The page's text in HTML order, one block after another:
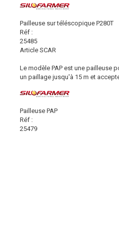
Pailleuse sur téléscopique P280T
Réf :
25485
Article SCAR
Le modèle PAP est une pailleuse
un paillage jusqu'à 15 m et accepte
Pailleuse PAP
Réf :
25479